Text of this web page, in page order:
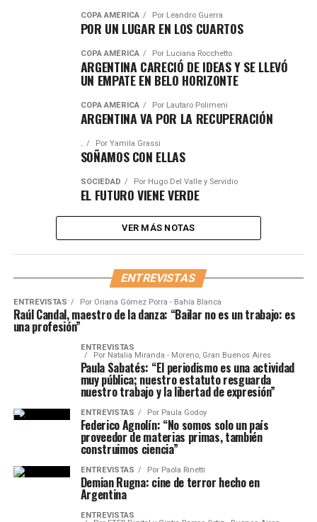
COPA AMÉRICA Por Leandro Guerra
POR UN LUGAR EN LOS CUARTOS
COPA AMÉRICA Por Luciana Rocchetto
ARGENTINA CARECIÓ DE IDEAS Y SE LLEVÓ
UN EMPATE EN BELO HORIZONTE
COPA AMÉRICA Por Lautaro Polimeni
ARGENTINA VA POR LA RECUPERACIÓN
. Por Yamila Grassi
SOÑAMOS CON ELLAS
SOCIEDAD Por Hugo Del Valle y Servidio
EL FUTURO VIENE VERDE
VER MÁS NOTAS
ENTREVISTAS
ENTREVISTAS Por Oriana Gómez Porra - Bahía Blanca
Raúl Candal, maestro de la danza: “Bailar no es un trabajo: es
una profesión”
ENTREVISTAS
Por Natalia Miranda - Moreno, Gran Buenos Aires
Paula Sabatés: “El periodismo es una actividad
muy pública; nuestro estatuto resguarda
nuestro trabajo y la libertad de expresión”
ENTREVISTAS Por Paula Godoy
Federico Agnolín: “No somos solo un país
proveedor de materias primas, también
construimos ciencia”
ENTREVISTAS Por Paola Rinetti
Demian Rugna: cine de terror hecho en
Argentina
ENTREVISTAS